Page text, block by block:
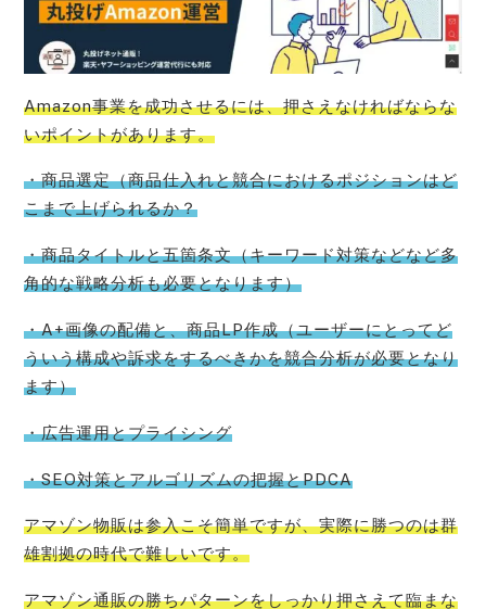
Amazon事業を成功させるには、押さえなければならな
いポイントがあります。
・商品選定（商品仕入れと競合におけるポジションはど
こまで上げられるか？
・商品タイトルと五箇条文（キーワード対策などなど多
角的な戦略分析も必要となります）
・A+画像の配備と、商品LP作成（ユーザーにとってど
ういう構成や訴求をするべきかを競合分析が必要となり
ます）
・広告運用とプライシング
・SEO対策とアルゴリズムの把握とPDCA
アマゾン物販は参入こそ簡単ですが、実際に勝つのは群
雄割拠の時代で難しいです。
アマゾン通販の勝ちパターンをしっかり押さえて臨まな